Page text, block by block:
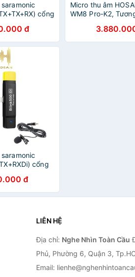
cổng
hành 12 tháng
đ
Micro thu âm
WM8 Pro-K2,
DSLR, Bảo hành 12
cổng
hành 12 tháng
đ
LIÊN HỆ
Địa chỉ: Nghe Nhìn Toàn Cầu
Phủ, Phường 6, Quận 3,
Email: